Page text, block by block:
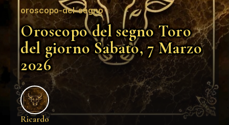
oroscopo-del-segno
Oroscopo del segno Toro
del giorno Sabato, 7 Marzo
2026
Ricardo